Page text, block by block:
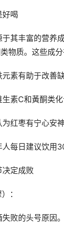
好喝
其丰富的营养
物质。这些成
素有助于改善
素C和黃酮类
红枣有宁心安
每日建议饮用
决定成败
：
败的头号原因